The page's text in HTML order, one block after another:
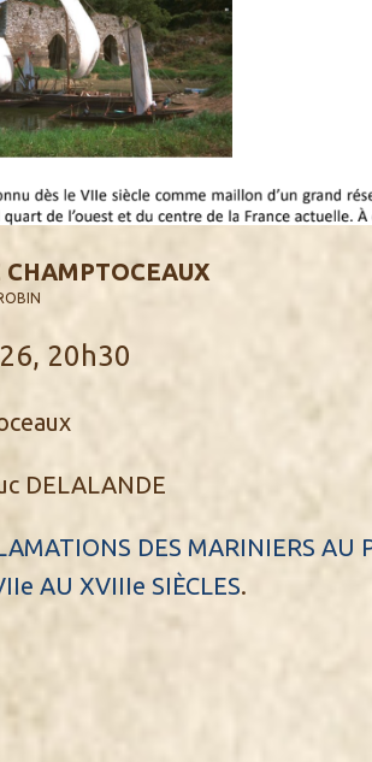
CHAMPTOCEAUX
20h30
DELALANDE
DES MARINIERS AU
AU XVIIIe SIÈCLES.